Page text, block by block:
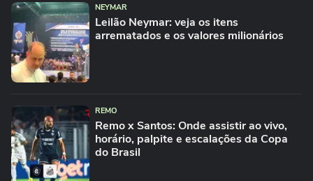
NEYMAR
Leilão Neymar: veja os itens
arrematados e os valores milionários
REMO
Remo x Santos: Onde assistir ao vivo,
horário, palpite e escalações da Copa
do Brasil